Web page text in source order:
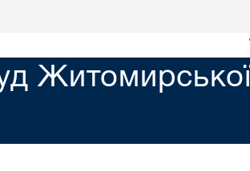
Житомирської